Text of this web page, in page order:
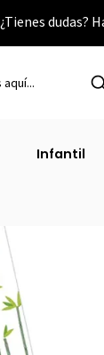
¿Tienes dudas?
Infantil